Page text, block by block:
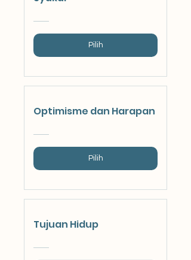
Pilih
Optimisme dan Harapan
Pilih
Tujuan Hidup